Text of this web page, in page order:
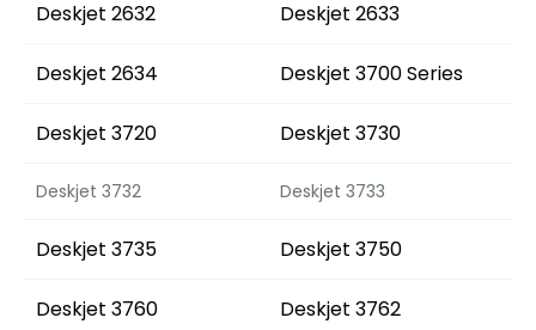
Deskjet 2632 Deskjet 2633
Deskjet 2634 Deskjet 3700 Series
Deskjet 3720 Deskjet 3730
Deskjet 3732 Deskjet 3733
Deskjet 3735 Deskjet 3750
Deskjet 3760 Deskjet 3762